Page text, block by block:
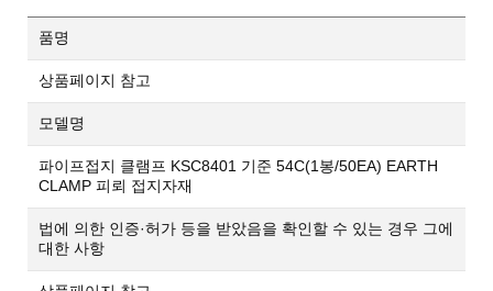
품명
상품페이지 참고
모델명
파이프접지 클램프 KSC8401 기준 54C(1봉/50EA) EARTH
CLAMP 피뢰 접지자재
법에 의한 인증·허가 등을 받았음을 확인할 수 있는 경우 그에
대한 사항